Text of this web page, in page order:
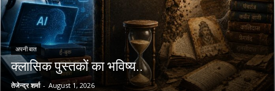
अपनी बात
क्लासिक पुस्तकों का भविष्य..
तेजेन्द्र शर्मा - August 1, 2026